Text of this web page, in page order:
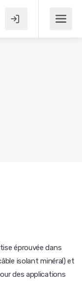
éprouvée dans
isolant minéral) et
des applications